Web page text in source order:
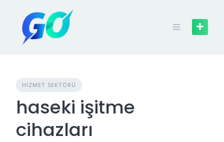
HIZMET SEKTÖRÜ
haseki işitme
cihazları